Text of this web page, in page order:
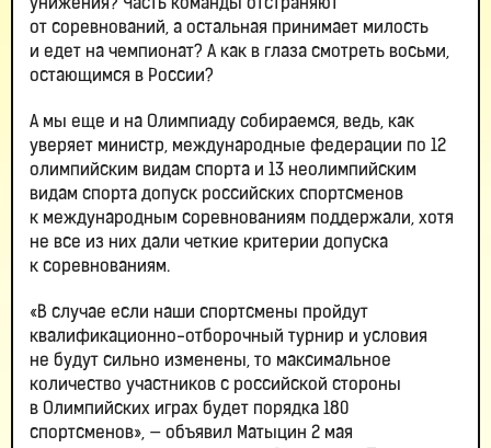
унижения? Часть команды отстраняют
от соревнований, а остальная принимает милость
и едет на чемпионат? А как в глаза смотреть восьми,
остающимся в России?
А мы еще и на Олимпиаду собираемся, ведь, как
уверяет министр, международные федерации по 12
олимпийским видам спорта и 13 неолимпийским
видам спорта допуск российских спортсменов
к международным соревнованиям поддержали, хотя
не все из них дали четкие критерии допуска
к соревнованиям.
«В случае если наши спортсмены пройдут
квалификационно-отборочный турнир и условия
не будут сильно изменены, то максимальное
количество участников с российской стороны
в Олимпийских играх будет порядка 180
спортсменов», — объявил Матыцин 2 мая